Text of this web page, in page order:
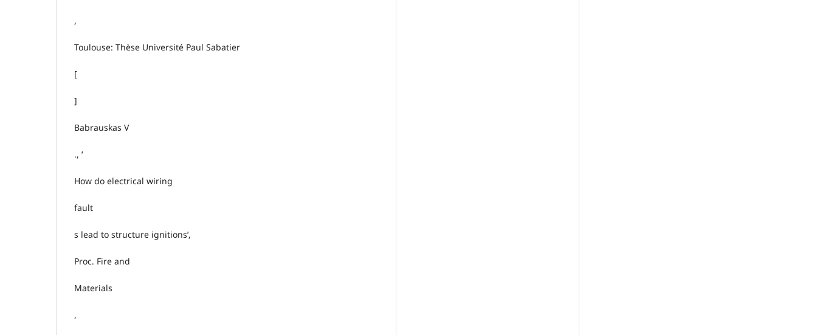
,
Toulouse: Thèse Université Paul Sabatier
[
]
Babrauskas V
., ‘
How do electrical wiring
fault
s lead to structure ignitions’,
Proc. Fire and
Materials
,